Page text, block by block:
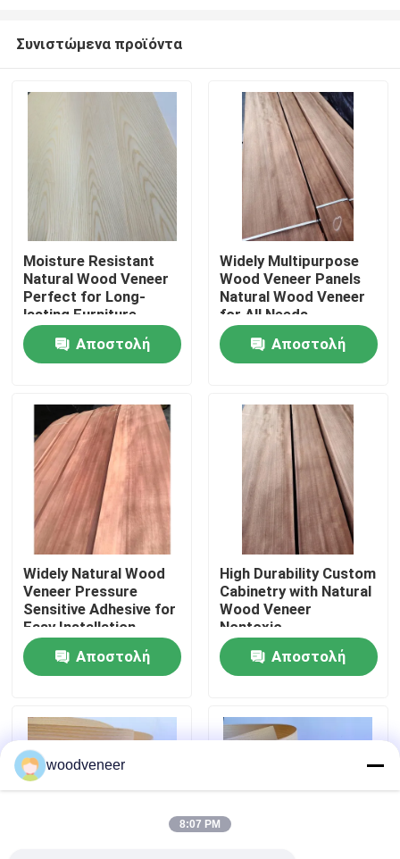
Σπίτι
Περίπου εμείς
Γύρος εργοστασίων
Ποιοτικός έλεγχος
Επαφή ΗΠΑ
Ζητήστε ένα απόσπασμα
Καπλαμάς από φυσικό ξύλο
Βαμμένος ξύλινος καπλαμάς
Συνιστώμενα προϊόντα
Moisture Resistant
Natural Wood Veneer
Perfect for Long-
lasting Furniture
Αποστολή
Widely Multipurpose
Wood Veneer Panels
Natural Wood Veneer
for All Needs
Αποστολή
Widely Natural Wood
Veneer Pressure
Sensitive Adhesive for
Easy Installation
Αποστολή
High Durability Custom
Cabinetry with Natural
Wood Veneer
Nontoxic
Αποστολή
woodveneer
8:07 PM